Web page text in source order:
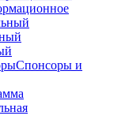
Спонсоры и